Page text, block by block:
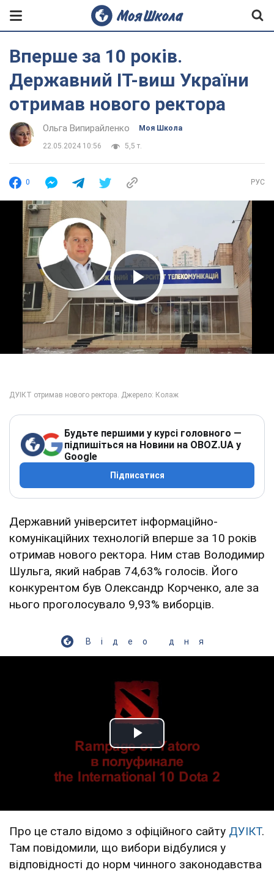
Вперше за 10 років.
Державний ІТ-виш України
отримав нового ректора
Ольга Випирайленко Моя Школа
22.05.2024 10:56 5,5 т.
0 РУС
Play Video
Будьте першими у курсі головного —
підпишіться на Новини на OBOZ.UA у
Google
Підписатися
Державний університет інформаційно-
комунікаційних технологій вперше за 10 років
отримав нового ректора. Ним став Володимир
Шульга, який набрав 74,63% голосів. Його
конкурентом був Олександр Корченко, але за
нього проголосувало 9,93% виборців.
Відео дня
Play Video
Про це стало відомо з офіційного сайту ДУІКТ.
Там повідомили, що вибори відбулися у
відповідності до норм чинного законодавства